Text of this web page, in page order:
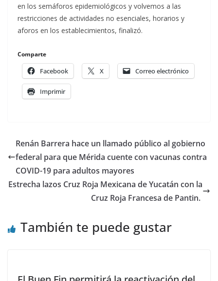
en los semáforos epidemiológicos y volvemos a las
restricciones de actividades no esenciales, horarios y
aforos en los establecimientos, finalizó.
Comparte
Facebook X Correo electrónico
Imprimir
Renán Barrera hace un llamado público al gobierno
federal para que Mérida cuente con vacunas contra
COVID-19 para adultos mayores
Estrecha lazos Cruz Roja Mexicana de Yucatán con la
Cruz Roja Francesa de Pantin.
También te puede gustar